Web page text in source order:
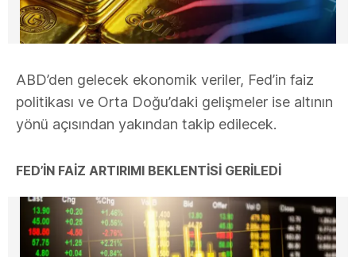
ABD’den gelecek ekonomik veriler, Fed’in faiz
politikası ve Orta Doğu’daki gelişmeler ise altının
yönü açısından yakından takip edilecek.
FED’İN FAİZ ARTIRIMI BEKLENTİSİ GERİLEDİ